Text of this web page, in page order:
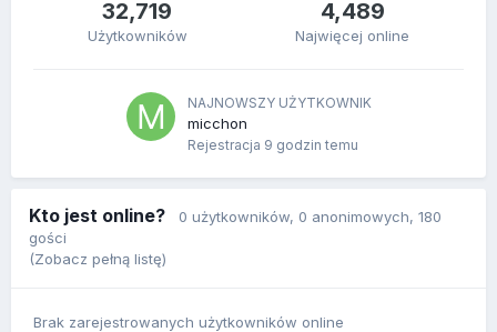
32,719
Użytkowników
4,489
Najwięcej online
NAJNOWSZY UŻYTKOWNIK
micchon
Rejestracja 9 godzin temu
Kto jest online? 0 użytkowników, 0 anonimowych, 180
gości
(Zobacz pełną listę)
Brak zarejestrowanych użytkowników online